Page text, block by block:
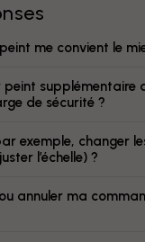
me convient le
supplémentaire
de sécurité ?
exemple, changer
l’échelle) ?
annuler ma